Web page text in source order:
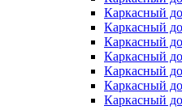
Каркасный
Каркасный
Каркасный
Каркасный
Каркасный
Каркасный
Каркасный